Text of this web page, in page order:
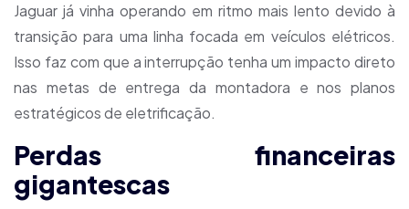
Jaguar já vinha operando em ritmo mais lento devido à
transição para uma linha focada em veículos elétricos.
Isso faz com que a interrupção tenha um impacto direto
nas metas de entrega da montadora e nos planos
estratégicos de eletrificação.
Perdas financeiras
gigantescas